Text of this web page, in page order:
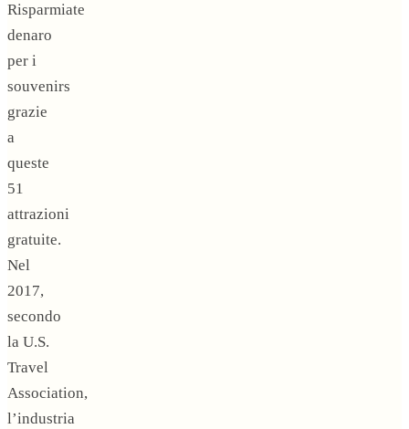
Risparmiate
denaro
per i
souvenirs
grazie
a
queste
51
attrazioni
gratuite.
Nel
2017,
secondo
la U.S.
Travel
Association,
l’industria